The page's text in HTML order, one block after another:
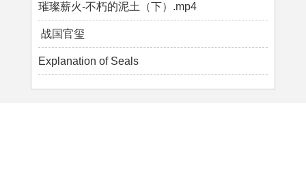
璀璨薪火-不朽的泥土（下）.mp4
战国官玺
Explanation of Seals